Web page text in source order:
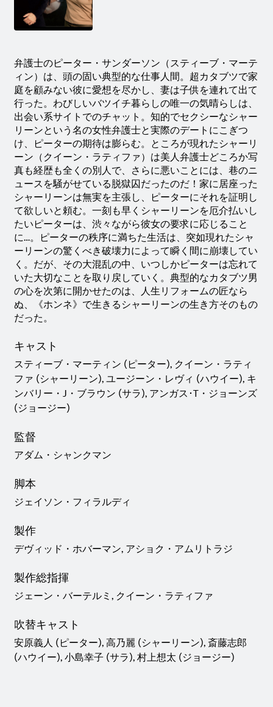
弁護士のピーター・サンダーソン（スティーブ・マーテ
ィン）は、頭の固い典型的な仕事人間。超カタブツで家
庭を顧みない彼に愛想を尽かし、妻は子供を連れて出て
行った。わびしいバツイチ暮らしの唯一の気晴らしは、
出会い系サイトでのチャット。知的でセクシーなシャー
リーンという名の女性弁護士と実際のデートにこぎつ
け、ピーターの期待は膨らむ。ところが現れたシャーリ
ーン（クイーン・ラティファ）は美人弁護士どころか写
真も経歴も全くの別人で、さらに悪いことには、巷のニ
ュースを騒がせている脱獄囚だったのだ！家に居座った
シャーリーンは無実を主張し、ピーターにそれを証明し
て欲しいと頼む。一刻も早くシャーリーンを厄介払いし
たいピーターは、渋々ながら彼女の要求に応じること
に…。ピーターの秩序に満ちた生活は、突如現れたシャ
ーリーンの驚くべき破壊力によって瞬く間に崩壊してい
く。だが、その大混乱の中、いつしかピーターは忘れて
いた大切なことを取り戻していく。典型的なカタブツ男
の心を次第に開かせたのは、人生リフォームの匠なら
ぬ、《ホンネ》で生きるシャーリーンの生き方そのもの
だった。
キャスト
スティーブ・マーティン (ピーター), クイーン・ラティ
ファ (シャーリーン), ユージーン・レヴィ (ハウイー), キ
ンバリー・J・ブラウン (サラ), アンガス･T・ジョーンズ
(ジョージー)
監督
アダム・シャンクマン
脚本
ジェイソン・フィラルディ
製作
デヴィッド・ホバーマン, アショク・アムリトラジ
製作総指揮
ジェーン・バーテルミ, クイーン・ラティファ
吹替キャスト
安原義人 (ピーター), 高乃麗 (シャーリーン), 斎藤志郎
(ハウイー), 小島幸子 (サラ), 村上想太 (ジョージー)